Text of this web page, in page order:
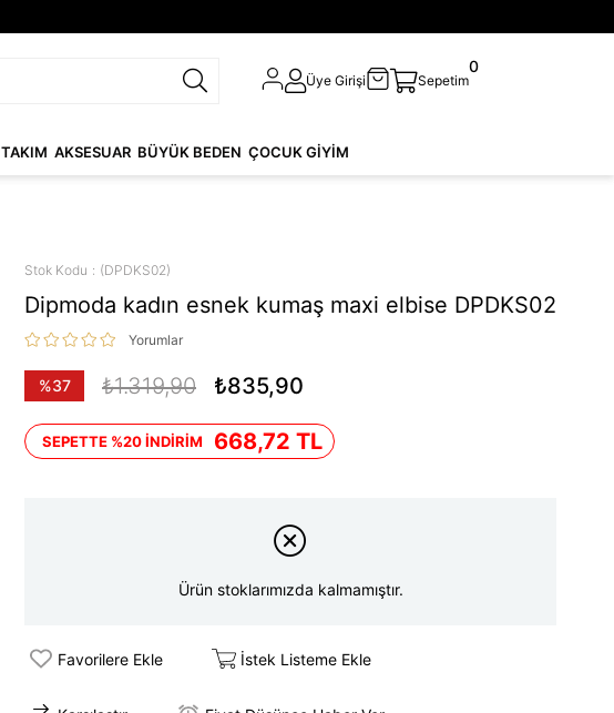
Üye Girişi Sepetim
0
TAKIM AKSESUAR BÜYÜK BEDEN ÇOCUK GİYİM
Stok Kodu (DPDKS02)
Dipmoda kadın esnek kumaş maxi elbise DPDKS02
Yorumlar
%37
₺1.319,90 ₺835,90
SEPETTE %20 İNDİRİM 668,72 TL
Ürün stoklarımızda kalmamıştır.
Favorilere Ekle İstek Listeme Ekle